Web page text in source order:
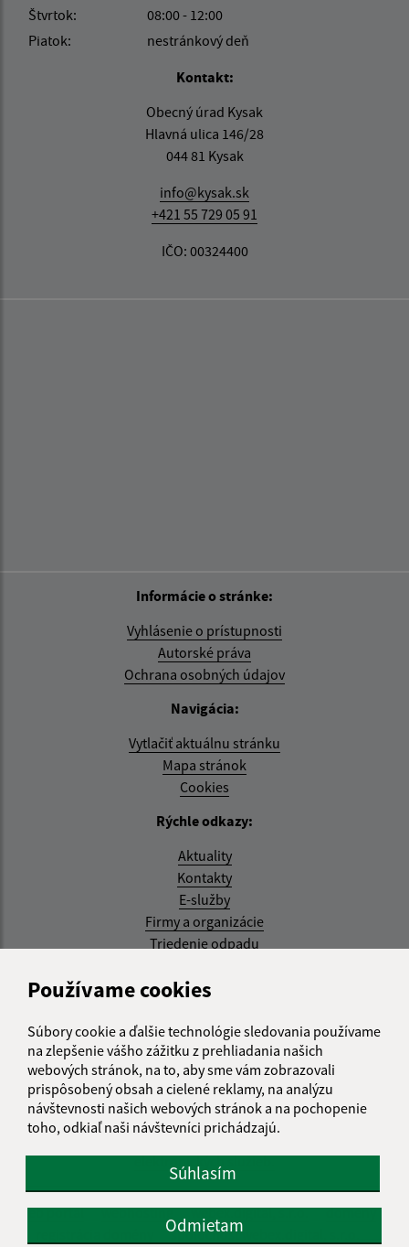
Používame cookies
Súbory cookie a ďalšie technológie sledovania používame
na zlepšenie vášho zážitku z prehliadania našich
webových stránok, na to, aby sme vám zobrazovali
prispôsobený obsah a cielené reklamy, na analýzu
návštevnosti našich webových stránok a na pochopenie
toho, odkiaľ naši návštevníci prichádzajú.
Súhlasím
Odmietam
Štvrtok:
08:00 - 12:00
Piatok:
nestránkový deň
Kontakt:
Obecný úrad Kysak
Hlavná ulica 146/28
044 81 Kysak
info@kysak.sk
+421 55 729 05 91
IČO: 00324400
Informácie o stránke:
Vyhlásenie o prístupnosti
Autorské práva
Ochrana osobných údajov
Navigácia:
Vytlačiť aktuálnu stránku
Mapa stránok
Cookies
Rýchle odkazy:
Aktuality
Kontakty
E-služby
Firmy a organizácie
Triedenie odpadu
Aktualizované:
RSS
Správca obsahu:
Správca obsahu je Obec Kysak.
Vytvorené v súlade sJednotným dizajn manuálom
elektronických služieb.
web portál webhosting webex.digital, s.r.o.
domény
spoločnosť webex.digital, s.r.o.